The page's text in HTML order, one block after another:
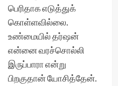
பெரிதாக எடுத்துக்
கொள்ளவில்லை.
உண்மையில் தர்ஷன்
என்னை வரச்சொல்லி
இருப்பாரா என்று
பிறகுதான் யோசித்தேன்.